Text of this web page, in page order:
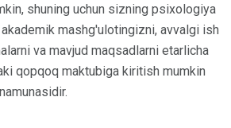
shuning uchun sizning psixologiya
mashg'ulotingizni, avvalgi ish
va mavjud maqsadlarni etarlicha
qopqoq maktubiga kiritish mumkin